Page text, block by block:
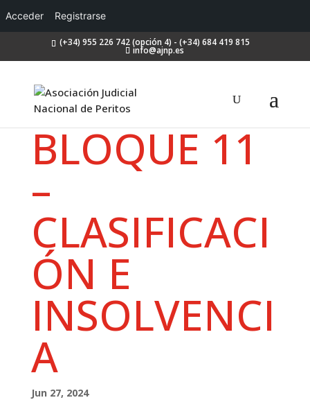
Acceder Registrarse
(+34) 955 226 742 (opción 4) - (+34) 684 419 815
info@ajnp.es
BLOQUE 11
–
CLASIFICACI
ÓN E
INSOLVENCI
A
Jun 27, 2024